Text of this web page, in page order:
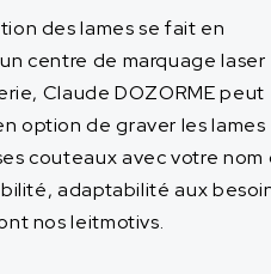
des lames se fait en
centre de marquage laser
Claude DOZORME peut
option de graver les lames
couteaux avec votre nom
adaptabilité aux
nos leitmotivs.